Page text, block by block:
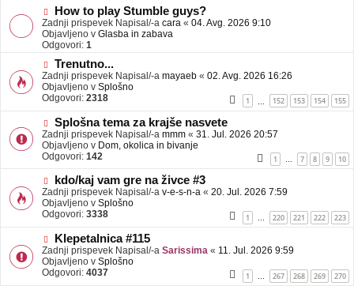
b
a
v
e
N
o
v
e
o
b
j
a
v
e
How to play Stumble guys?
Zadnji prispevek Napisal/-a cara « 04. Avg. 2026 9:10
Objavljeno v Glasba in zabava
Odgovori: 1
N
o
v
e
o
b
a
v
e
Trenutno...
Zadnji prispevek Napisal/-a mayaeb « 02. Avg. 2026 16:26
Objavljeno v Splošno
Odgovori: 2318 1 152 153 154 155
N
o
v
e
o
b
a
v
e
Splošna tema za krajše nasvete
Zadnji prispevek Napisal/-a mmm « 31. Jul. 2026 20:57
Objavljeno v Dom, okolica in bivanje
Odgovori: 142 1 … 7 8 9 10
N
o
v
e
b
a
v
e
kdo/kaj vam gre na živce #3
Zadnji prispevek Napisal/-a v-e-s-n-a « 20. Jul. 2026 7:59
Objavljeno v Splošno
Odgovori: 3338 1 … 220 221 222 223
N
o
v
e
Klepetalnica #115
Zadnji prispevek Napisal/-a Sarissima « 11. Jul. 2026 9:59
Objavljeno v Splošno
Odgovori: 4037 1 … 267 268 269 270